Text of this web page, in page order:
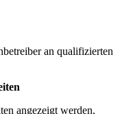
an qualifizierten
angezeigt werden,